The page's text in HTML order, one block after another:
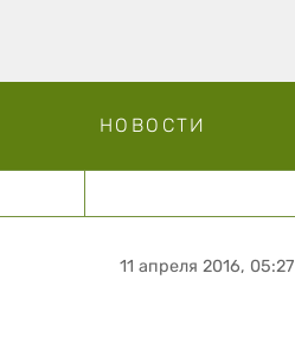
НОВОСТИ
11 апреля 2016, 05:27